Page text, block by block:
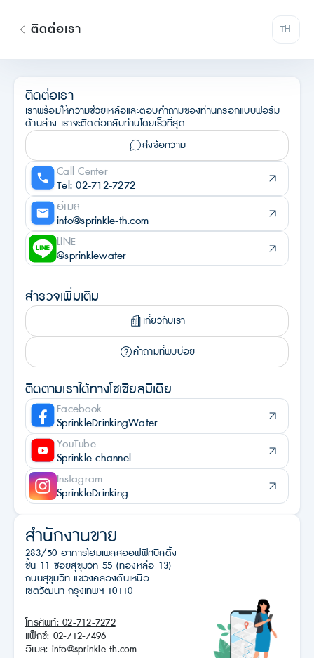
ติดต่อเรา TH
ติดต่อเรา
เราพร้อมให้ความช่วยเหลือและตอบคำถามของท่านกรอกแบบฟอร์ม
ด้านล่าง เราจะติดต่อกลับท่านโดยเร็วที่สุด
ส่งข้อความ
Call Center
Tel: 02-712-7272
อีเมล
info@sprinkle-th.com
LINE
@sprinklewater
สำรวจเพิ่มเติม
เกี่ยวกับเรา
คำถามที่พบบ่อย
ติดตามเราได้ทางโซเชียลมีเดีย
Facebook
SprinkleDrinkingWater
YouTube
Sprinkle-channel
Instagram
SprinkleDrinking
สำนักงานขาย
283/50 อาคารโฮมเพลสออฟฟิศบิลดิ้ง
ชั้น 11 ซอยสุขุมวิท 55 (ทองหล่อ 13)
ถนนสุขุมวิท แขวงคลองตันเหนือ
เขตวัฒนา กรุงเทพฯ 10110
โทรศัพท์: 02-712-7272
แฟ็กซ์: 02-712-7496
อีเมล: info@sprinkle-th.com